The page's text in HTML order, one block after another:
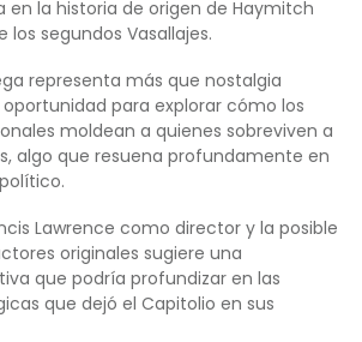
la historia de origen de Haymitch
segundos Vasallajes.
representa más que nostalgia
para explorar cómo los
moldean a quienes sobreviven a
algo que resuena profundamente en
Lawrence como director y la posible
originales sugiere una
que podría profundizar en las
que dejó el Capitolio en sus